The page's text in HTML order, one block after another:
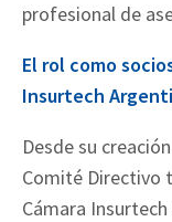
profesional de
El rol como
Insurtech
Desde su
Comité Directivo
Cámara